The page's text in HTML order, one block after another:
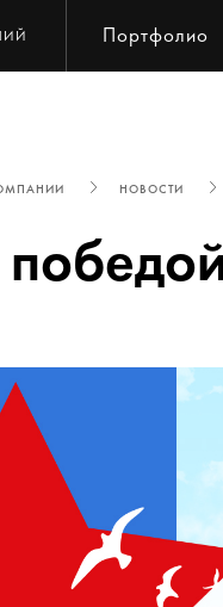
Портфолио
НОВОСТИ